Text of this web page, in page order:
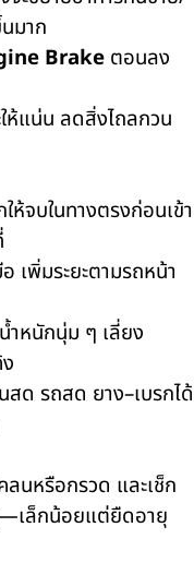
มาก
Brake ตอนลง
ห้แน่น ลดสิ่งไถลกวน
ให้จบในทางตรงก่อนเข้า
เพิ่มระยะตามรถหน้า
ำหนักนุ่ม ๆ เลี่ยง
ด รถสด ยาง–เบรกได้
ลนหรือกรวด และเช็ก
เล็กน้อยแต่ยืดอายุ